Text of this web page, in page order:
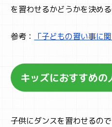
SNS
を習わせるかどうかを決め
参考： 「子どもの習い事に
キッズにおすすめ
子供にダンスを習わせるの